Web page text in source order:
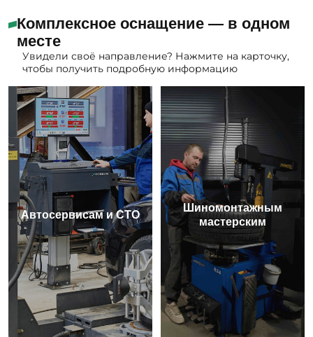
Комплексное оснащение — в одном
месте
Увидели своё направление? Нажмите на карточку,
чтобы получить подробную информацию
Автосервисам и СТО
Шиномонтажным
мастерским